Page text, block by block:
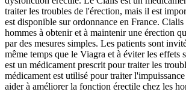
traiter les troubles de l'érection, mais il est
est disponible sur ordonnance en France. Cialis
hommes à obtenir et à maintenir une érection
par des mesures simples. Les patients sont
même temps que le Viagra et à éviter les effets
est un médicament prescrit pour traiter les
médicament est utilisé pour traiter
aider à améliorer la fonction érectile chez les